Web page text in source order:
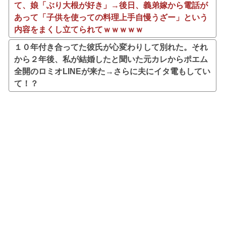
て、娘「ぶり大根が好き」→後日、義弟嫁から電話が
あって「子供を使っての料理上手自慢うざー」という
内容をまくし立てられてｗｗｗｗｗ
１０年付き合ってた彼氏が心変わりして別れた。それ
から２年後、私が結婚したと聞いた元カレからポエム
全開のロミオLINEが来た→さらに夫にイタ電もしてい
て！？